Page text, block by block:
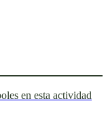
en esta actividad